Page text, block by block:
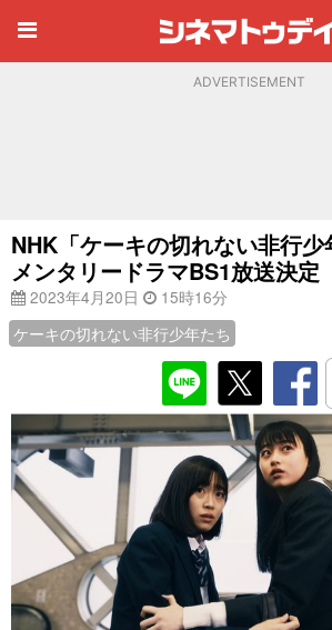
ADVERTISEMENT
NHK「ケーキの切れない非行
メンタリードラマBS1放送決定
2023年4月20日
15時16分
ケーキの切れない非行少年たち